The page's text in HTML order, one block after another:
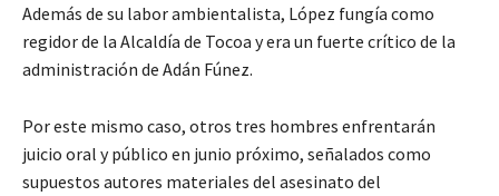
Además de su labor ambientalista, López fungía como
regidor de la Alcaldía de Tocoa y era un fuerte crítico de la
administración de Adán Fúnez.
Por este mismo caso, otros tres hombres enfrentarán
juicio oral y público en junio próximo, señalados como
supuestos autores materiales del asesinato del